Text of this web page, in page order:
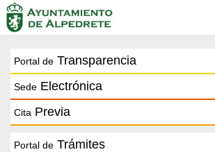
Portal de Transparencia
Sede Electrónica
Cita Previa
Portal de Trámites